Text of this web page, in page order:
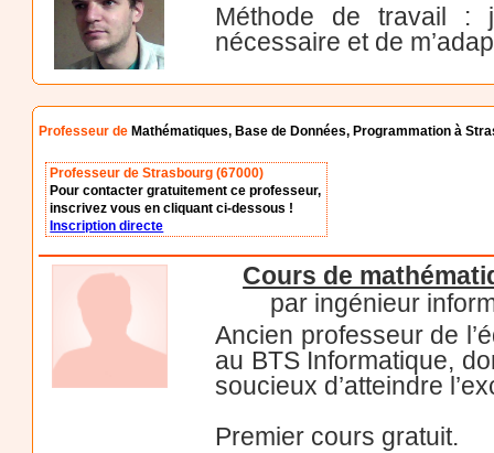
Méthode de travail :
nécessaire et de
Professeur de Mathématiques, Base de Données, Programmation à
Professeur de Strasbourg (67000)
Pour contacter gratuitement ce professeur,
inscrivez vous en cliquant ci-dessous !
Inscription directe
Cours de
par ingénieur
Ancien professeur de
au BTS Informatique,
soucieux d’atteindre
Premier cours gratuit.